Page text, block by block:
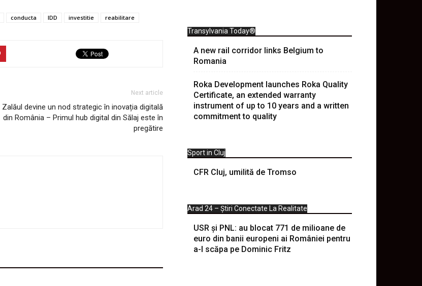
conducta IDD investitie reabilitare
Next article
Zalăul devine un nod strategic în inovația digitală
din România – Primul hub digital din Sălaj este în
pregătire
Transylvania Today®
A new rail corridor links Belgium to
Romania
Roka Development launches Roka Quality
Certificate, an extended warranty
instrument of up to 10 years and a written
commitment to quality
Sport in Cluj
CFR Cluj, umilită de Tromso
Arad 24 – Știri Conectate La Realitate
USR și PNL: au blocat 771 de milioane de
euro din banii europeni ai României pentru
a-l scăpa pe Dominic Fritz